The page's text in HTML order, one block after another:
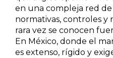
en una compleja red de
normativas, controles y
rara vez se conocen
En México, donde el
es extenso, rígido y